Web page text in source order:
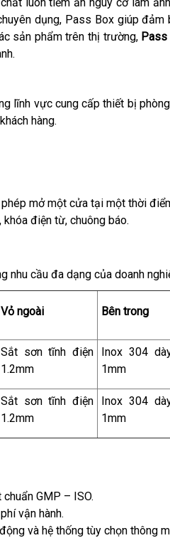
dụng, Pass Box giúp đảm
sản phẩm trên thị trường, Pass
lĩnh vực cung cấp thiết bị
hàng.
mở một cửa tại một thời
điện từ, chuông báo.
nhu cầu đa dạng của doanh
Vỏ ngoài Bên trong
Sắt sơn tĩnh điện
1.2mm
Inox 304
1mm
Sắt sơn tĩnh điện
1.2mm
Inox 304
1mm
GMP – ISO.
vận hành.
và hệ thống tùy chọn thông